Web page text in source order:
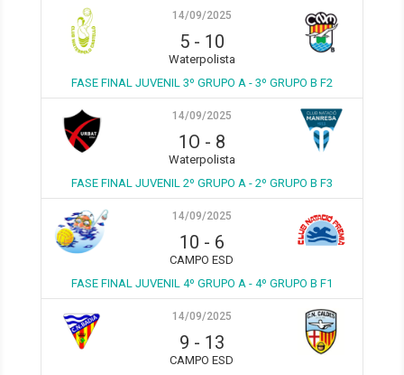
14/09/2025
5- 10
Waterpolista
FASE FINAL JUVENIL 3º GRUPO A - 3º GRUPO B F2
14/09/2025
1O - 8
Waterpolista
FASE FINAL JUVENIL 2º GRUPO A - 2º GRUPO B F3
14/09/2025
10 - 6
CAMPO ESD
FASE FINAL JUVENIL 4º GRUPO A - 4º GRUPO B F1
14/09/2025
9 - 13
CAMPO ESD